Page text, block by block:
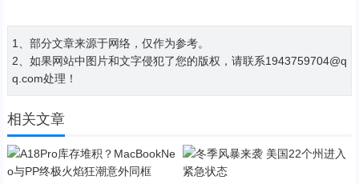
1、部分文章来源于网络，仅作为参考。
2、如果网站中图片和文字侵犯了您的版权，请联系1943759704@q
q.com处理！
相关文章